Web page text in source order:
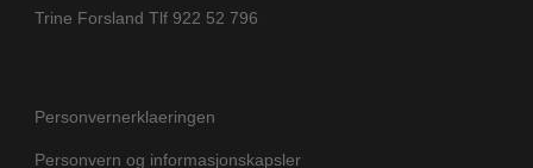
Trine Forsland Tlf 922 52 796
Personvernerklaeringen
Personvern og informasjonskapsler